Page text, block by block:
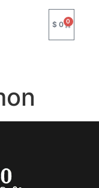
$0 0